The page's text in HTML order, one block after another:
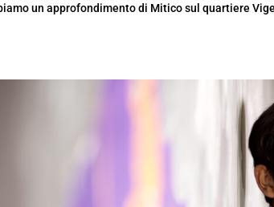
un approfondimento di Mitico sul quartiere